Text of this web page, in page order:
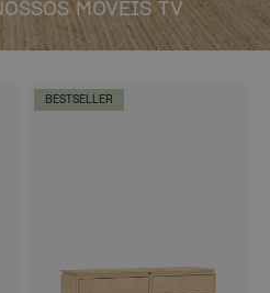
MÓVEIS TV
BESTSELLER